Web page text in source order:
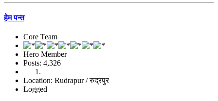
हेम पन्त
Core Team
Hero Member
Posts: 4,326
Location: Rudrapur / रुद्रपुर
Logged